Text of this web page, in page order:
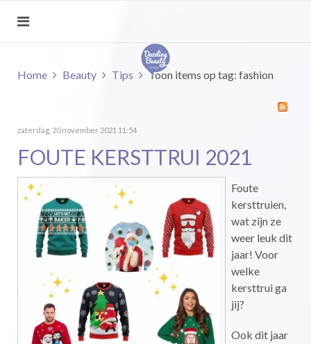
Home Beauty Tips Toon items op tag: fashion
zaterdag, 20 november 2021 11:54
FOUTE KERSTTRUI 2021
Foute
kersttruien,
wat zijn ze
weer leuk dit
jaar! Voor
welke
kersttrui ga
jij?
Ook dit jaar